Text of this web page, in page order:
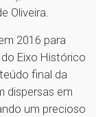
Oliveira.
2016 para
Eixo Histórico
final da
dispersas em
um precioso